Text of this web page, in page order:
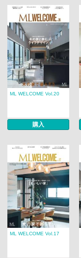
ML WELCOME Vol.20
購入
ML WELCOME Vol.17